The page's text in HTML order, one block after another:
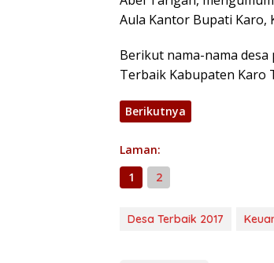
Aula Kantor Bupati Karo,
Berikut nama-nama
Terbaik Kabupaten Karo
Berikutnya
Laman:
1
2
Desa Terbaik 2017